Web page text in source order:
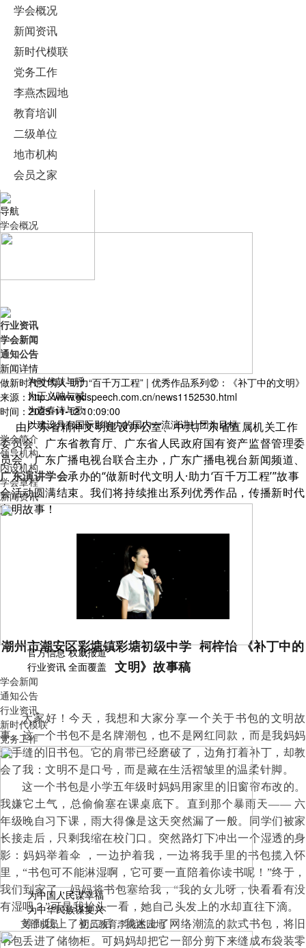
学会概况
新闻资讯
新时代模联
党务工作
李燕杰园地
教育培训
二级单位
地市机构
会员之家
导航
学会概况
为时代鼓与呼
为正义呐与喊
为青春诗与歌
以建设具有国际影响力的国内一流演讲社团为目标
学会简介
领导机构
内设机构
学会章程
新闻资讯
官方信息 权威报道
行业资讯 全面覆盖
学会新闻
通知公告
行业资讯
新时代模联
党务工作
为中国人民谋幸福
为中华民族谋复兴
支部成员
党员教育李燕杰园地
行业资讯
学会新闻
通知公告
新闻详情
做新时代文明人·助力“百千万工程” | 优秀作品系列⑫：《补丁中的文明》
来源：http://www.gdspeech.com.cn/news1152530.html
时间：2025-11-12 10:09:00
由广东省精神文明建设办公室、中共广东省直属机关工作
委员会、广东省教育厅、广东省人民政府国有资产监督管理委
员会、广东广播电视台联合主办，广东广播电视台新闻频道、
广东演讲学会承办的“做新时代文明人·助力‘百千万工程’”故事
会活动圆满结束。我们将持续推出系列优秀作品，传播新时代
文明故事！
潮州市潮安区彩塘镇彩塘初级中学 柯梓怡 《补丁中的
文明》故事稿
大家好！今天，我想和大家分享一个关于书包的文明故
事。这一个书包不是名牌潮包，也不是网红同款，而是我妈妈
亲手缝的旧书包。它的肩带已经磨破了，边角打着补丁，却教
会了我：文明不是口号，而是藏在生活褶皱里的温柔针脚。
这一个书包是小学五年级时妈妈用 家里的 旧窗帘布改的。
我嫌它土气，总偷偷塞在课桌底下。直到那个暴雨天—— 六
年级晚自习下课，雨大得像是这天突然漏了一般。同学们被家
长接走后，只剩我缩在校门口。突然路灯下冲出一个湿透的身
影：妈妈举着伞 ，一边护着我，一边将我手里的书包揽入怀
里，“书包可不能淋湿啊 ，它可要一直陪着你读书呢！ ”终于，
我们到家了，妈妈将书包塞给我，“我的女儿呀，快看看有没
有湿吧？”可是我抬头一看 ，她自己头发上的水却直往下滴。
等到我上了初二后，我迷上了网络潮流的款式书包， 将 旧
书包丢进了储物柜。可妈妈却把它一部分剪下来缝 成布袋装零